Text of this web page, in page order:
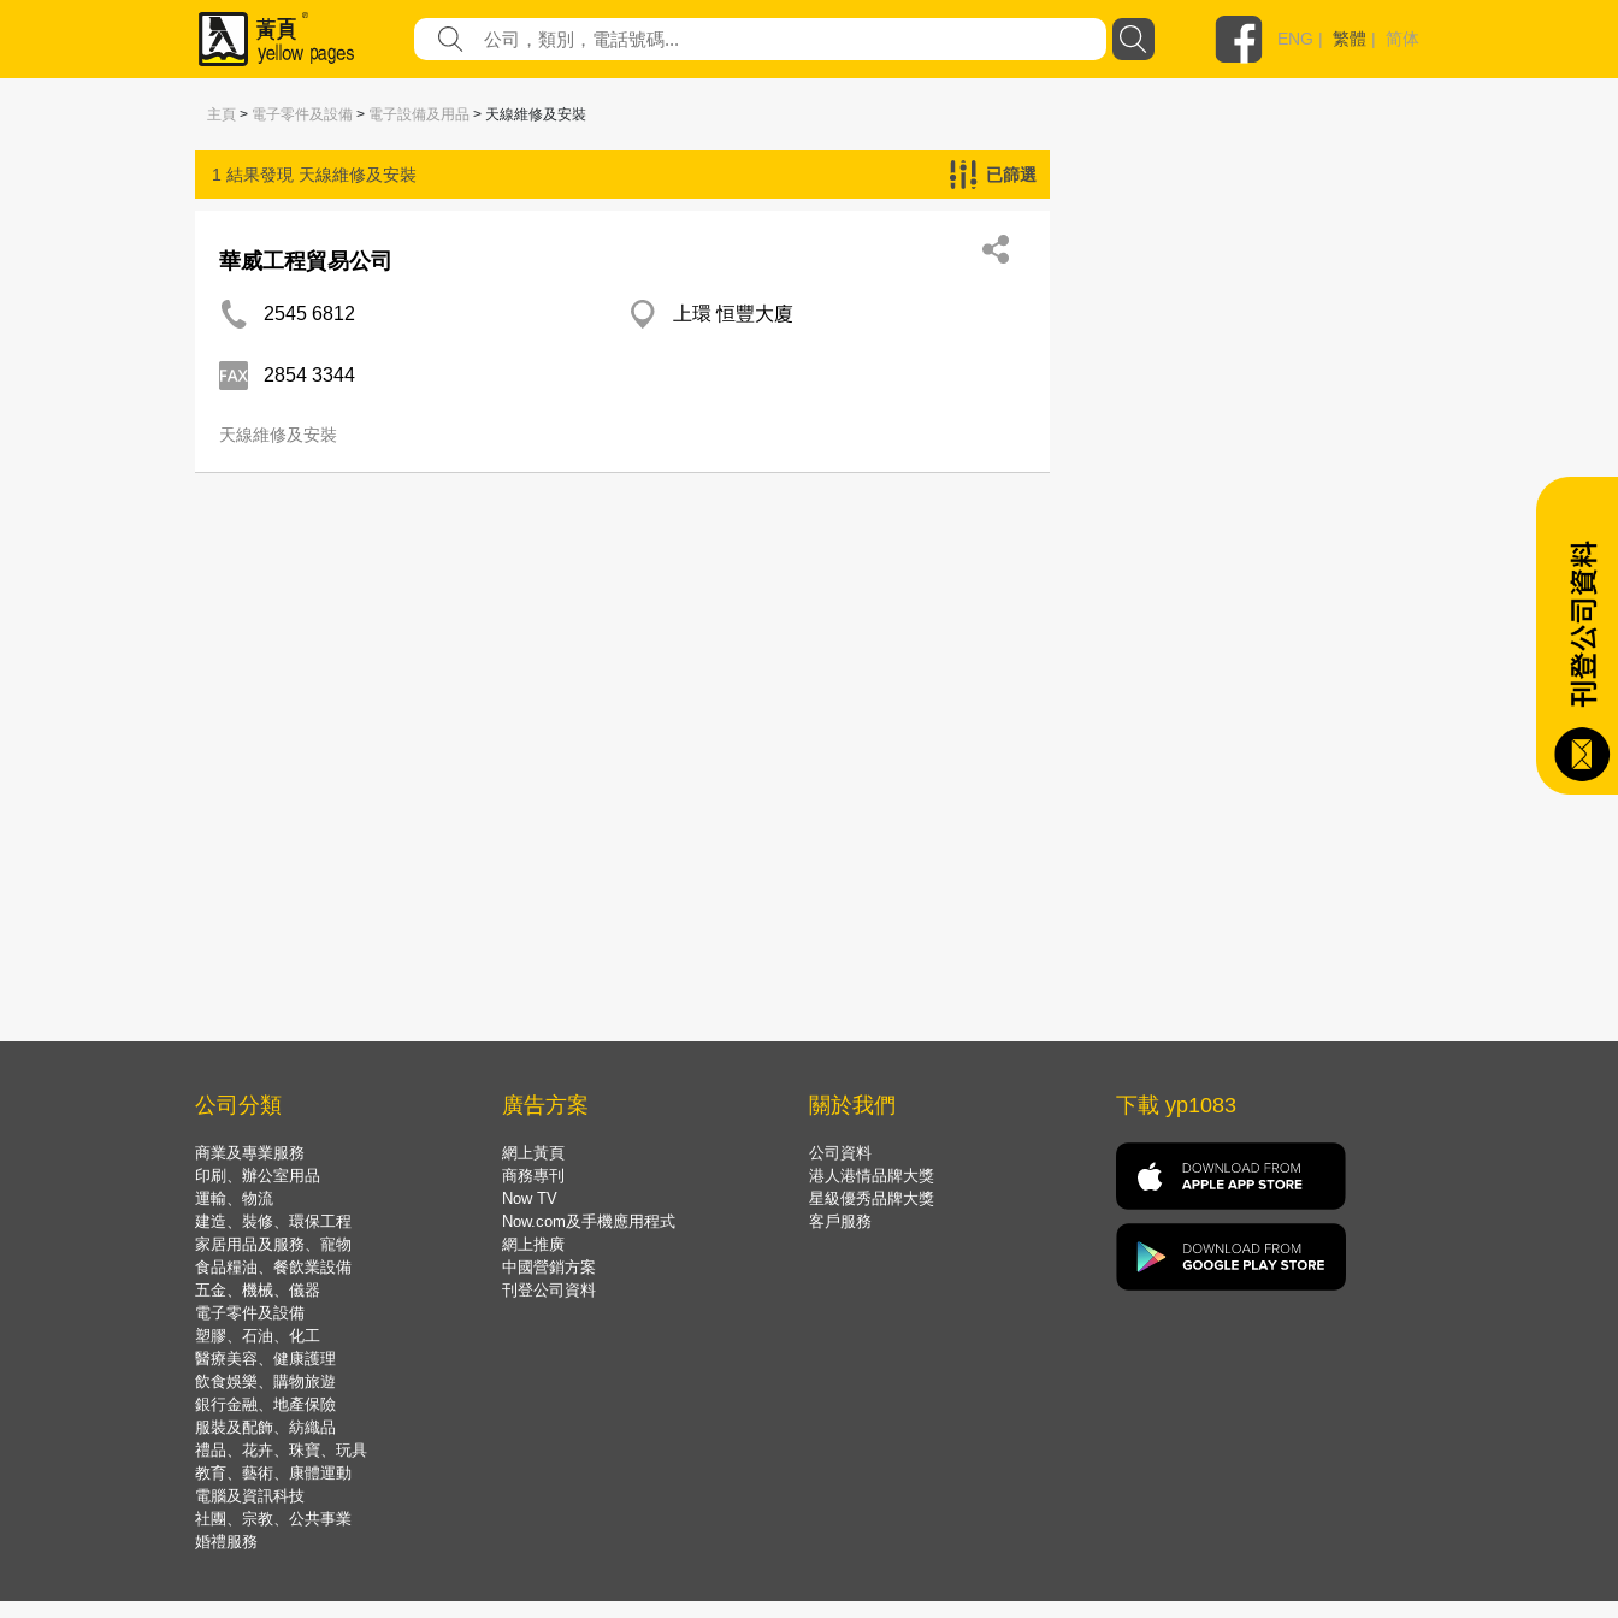
ENG | 繁體 | 简体
主頁 > 電子零件及設備 > 電子設備及用品 > 天線維修及安裝
1 結果發現 天線維修及安裝 已篩選
華威工程貿易公司
2545 6812 上環 恒豐大廈
2854 3344
天線維修及安裝
公司分類
商業及專業服務
印刷、辦公室用品
運輸、物流
建造、裝修、環保工程
家居用品及服務、寵物
食品糧油、餐飲業設備
五金、機械、儀器
電子零件及設備
塑膠、石油、化工
醫療美容、健康護理
飲食娛樂、購物旅遊
銀行金融、地產保險
服裝及配飾、紡織品
禮品、花卉、珠寶、玩具
教育、藝術、康體運動
電腦及資訊科技
社團、宗教、公共事業
婚禮服務
廣告方案
網上黃頁
商務專刊
Now TV
Now.com及手機應用程式
網上推廣
中國營銷方案
刊登公司資料
關於我們
公司資料
港人港情品牌大獎
星級優秀品牌大獎
客戶服務
下載 yp1083